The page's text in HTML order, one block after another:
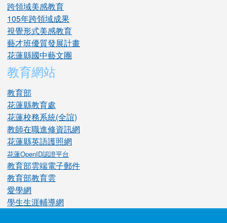
跨領域美感教育
105年跨領域成果
視覺形式美感教育
藝才班優質發展計畫
花蓮縣國中藝文團
教育網站
教育部
花蓮縣教育處
花蓮校務系統(全誼)
教師在職進修資訊網
花蓮縣英語護照網
花蓮OpenID認證平台
教育部雲端電子郵件
教育部教育雲
愛學網
學生生涯輔導網